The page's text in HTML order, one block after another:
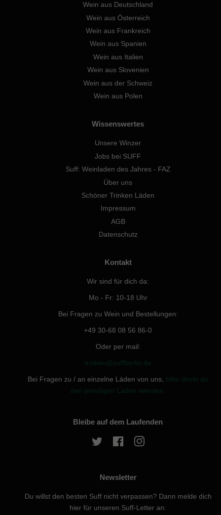
Wein aus Deutschland
Wein aus Österreich
Wein aus Frankreich
Wein aus Spanien
Wein aus Italien
Wein aus Slovenien
Wein aus der Schweiz
Wein aus Polen
Wissenswertes
Unsere Winzer
Jobs bei SUFF
Suff: Weinladen des Jahres - FAZ
Über uns
Schöner Trinken Läden
Impressum
AGB
Datenschutz
Kontakt
Wir sind für dich da:
Mo - Fr: 10-18 Uhr
Bei Fragen zu Wein und Bestellungen:
+49 30-68 08 56 86-0
Oder per mail:
trinken@suffberlin.de
Bei Fragen zu / an einzelne Läden von uns, bitte direkt an
den jeweiligen Laden wenden.
Bleibe auf dem Laufenden
Twitter Facebook
Newsletter
Du willst den besten Suff nicht verpassen? Dann melde dich
hier für unseren Suff-Letter an: